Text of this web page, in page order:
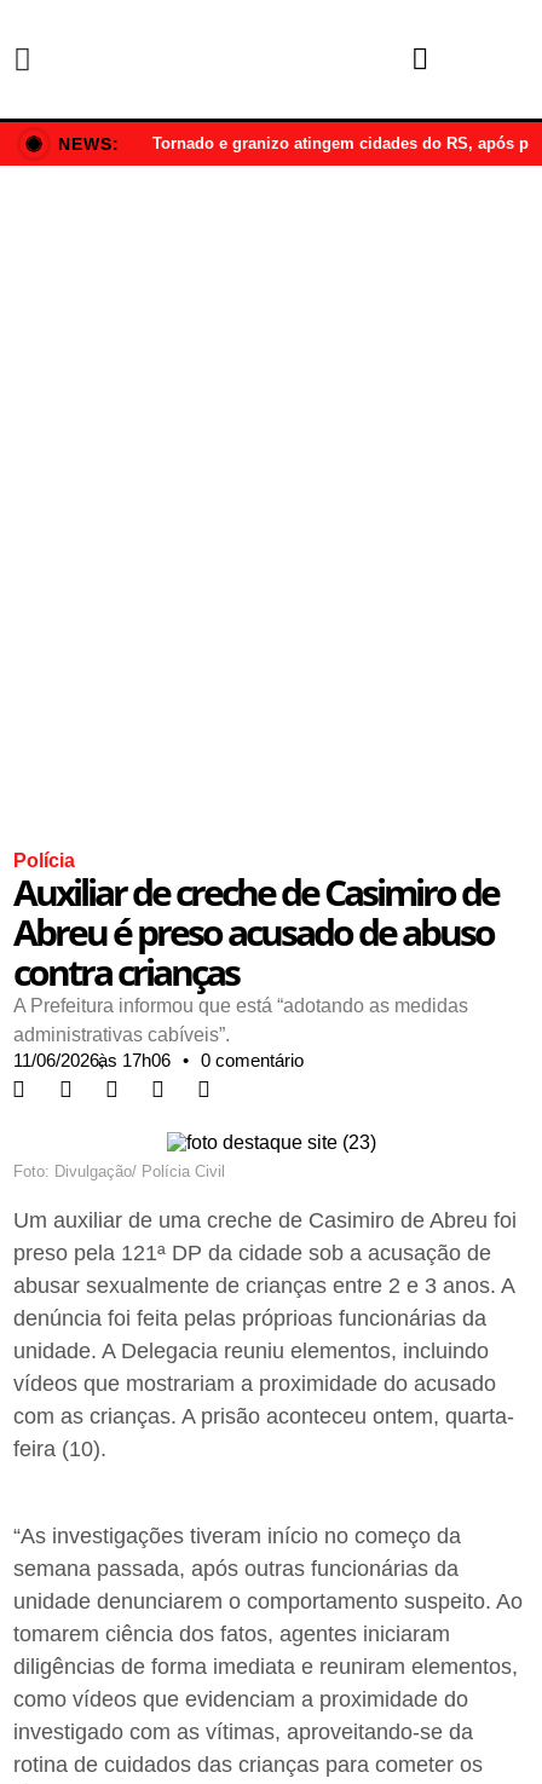
NEWS: Tornado e granizo atingem cidades do RS, após
Polícia
Auxiliar de creche de Casimiro de
Abreu é preso acusado de abuso
contra crianças
A Prefeitura informou que está “adotando as medidas
administrativas cabíveis”.
11/06/2026,às 17h06 • 0 comentário
Foto: Divulgação/ Polícia Civil
Um auxiliar de uma creche de Casimiro de Abreu foi
preso pela 121ª DP da cidade sob a acusação de
abusar sexualmente de crianças entre 2 e 3 anos. A
denúncia foi feita pelas próprioas funcionárias da
unidade. A Delegacia reuniu elementos, incluindo
vídeos que mostrariam a proximidade do acusado
com as crianças. A prisão aconteceu ontem, quarta-
feira (10).
“As investigações tiveram início no começo da
semana passada, após outras funcionárias da
unidade denunciarem o comportamento suspeito. Ao
tomarem ciência dos fatos, agentes iniciaram
diligências de forma imediata e reuniram elementos,
como vídeos que evidenciam a proximidade do
investigado com as vítimas, aproveitando-se da
rotina de cuidados das crianças para cometer os